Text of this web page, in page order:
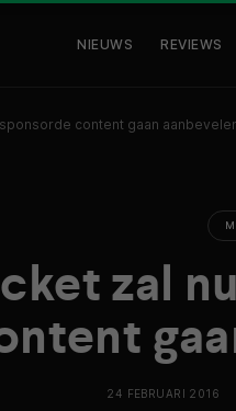
NIEUWS REVIEWS
content gaan
zal
24 FEBRUARI 2016